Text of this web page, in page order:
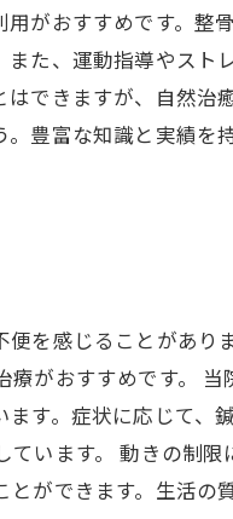
がおすすめです。
た、運動指導やス
できますが、自然
豊富な知識と実績
を感じることがあ
がおすすめです。
す。症状に応じて
います。 動きの制
ができます。生活